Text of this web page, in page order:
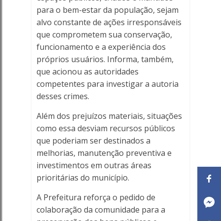
para o bem-estar da população, sejam
alvo constante de ações irresponsáveis
que comprometem sua conservação,
funcionamento e a experiência dos
próprios usuários. Informa, também,
que acionou as autoridades
competentes para investigar a autoria
desses crimes.
Além dos prejuízos materiais, situações
como essa desviam recursos públicos
que poderiam ser destinados a
melhorias, manutenção preventiva e
investimentos em outras áreas
prioritárias do município.
A Prefeitura reforça o pedido de
colaboração da comunidade para a